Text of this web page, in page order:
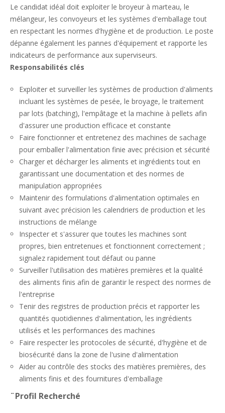
Le candidat idéal doit exploiter le broyeur à marteau, le
mélangeur, les convoyeurs et les systèmes d'emballage tout
en respectant les normes d'hygiène et de production. Le poste
dépanne également les pannes d'équipement et rapporte les
indicateurs de performance aux superviseurs.
Responsabilités clés
Exploiter et surveiller les systèmes de production d'aliments
incluant les systèmes de pesée, le broyage, le traitement
par lots (batching), l'empâtage et la machine à pellets afin
d'assurer une production efficace et constante
Faire fonctionner et entretenez des machines de sachage
pour emballer l'alimentation finie avec précision et sécurité
Charger et décharger les aliments et ingrédients tout en
garantissant une documentation et des normes de
manipulation appropriées
Maintenir des formulations d'alimentation optimales en
suivant avec précision les calendriers de production et les
instructions de mélange
Inspecter et s'assurer que toutes les machines sont
propres, bien entretenues et fonctionnent correctement ;
signalez rapidement tout défaut ou panne
Surveiller l'utilisation des matières premières et la qualité
des aliments finis afin de garantir le respect des normes de
l'entreprise
Tenir des registres de production précis et rapporter les
quantités quotidiennes d'alimentation, les ingrédients
utilisés et les performances des machines
Faire respecter les protocoles de sécurité, d'hygiène et de
biosécurité dans la zone de l'usine d'alimentation
Aider au contrôle des stocks des matières premières, des
aliments finis et des fournitures d'emballage
¨Profil Recherché